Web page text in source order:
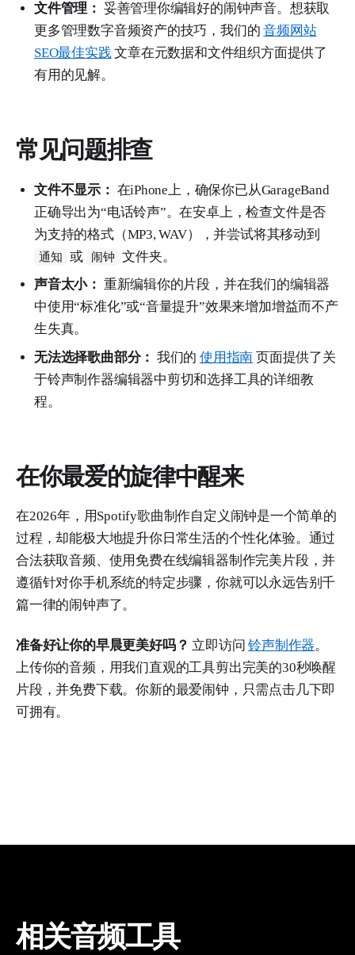
文件管理： 妥善管理你编辑好的闹钟声音。想获取
更多管理数字音频资产的技巧，我们的音频网站
SEO最佳实践文章在元数据和文件组织方面提供了
有用的见解。
常见问题排查
文件不显示： 在iPhone上，确保你已从GarageBand
正确导出为“电话铃声”。在安卓上，检查文件是否
为支持的格式（MP3, WAV），并尝试将其移动到
通知 或 闹钟 文件夹。
声音太小： 重新编辑你的片段，并在我们的编辑器
中使用“标准化”或“音量提升”效果来增加增益而不产
生失真。
无法选择歌曲部分： 我们的使用指南 页面提供了关
于铃声制作器编辑器中剪切和选择工具的详细教
程。
在你最爱的旋律中醒来
在2026年，用Spotify歌曲制作自定义闹钟是一个简单的
过程，却能极大地提升你日常生活的个性化体验。通过
合法获取音频、使用免费在线编辑器制作完美片段，并
遵循针对你手机系统的特定步骤，你就可以永远告别千
篇一律的闹钟声了。
准备好让你的早晨更美好吗？ 立即访问铃声制作器。
上传你的音频，用我们直观的工具剪出完美的30秒唤醒
片段，并免费下载。你新的最爱闹钟，只需点击几下即
可拥有。
相关音频工具